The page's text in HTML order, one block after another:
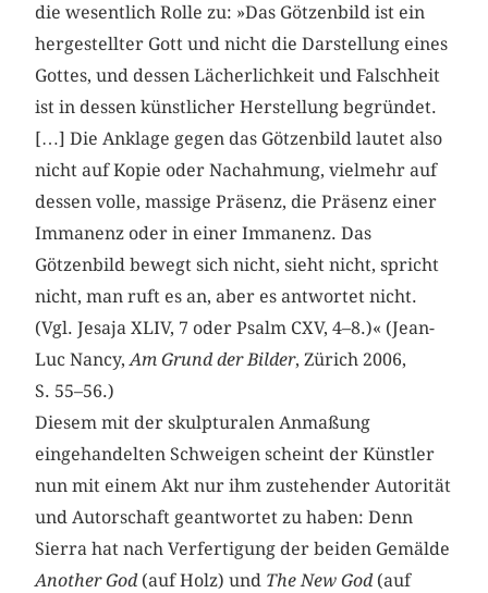
die wesentlich Rolle zu: »Das Götzenbild ist ein
hergestellter Gott und nicht die Darstellung eines
Gottes, und dessen Lächerlichkeit und Falschheit
ist in dessen künstlicher Herstellung begründet.
[…] Die Anklage gegen das Götzenbild lautet also
nicht auf Kopie oder Nachahmung, vielmehr auf
dessen volle, massige Präsenz, die Präsenz einer
Immanenz oder in einer Immanenz. Das
Götzenbild bewegt sich nicht, sieht nicht, spricht
nicht, man ruft es an, aber es antwortet nicht.
(Vgl. Jesaja XLIV, 7 oder Psalm CXV, 4–8.)« (Jean-
Luc Nancy,Am Grund der Bilder, Zürich 2006,
S. 55–56.)
Diesem mit der skulpturalen Anmaßung
eingehandelten Schweigen scheint der Künstler
nun mit einem Akt nur ihm zustehender Autorität
und Autorschaft geantwortet zu haben: Denn
Sierra hat nach Verfertigung der beiden Gemälde
Another God(auf Holz) und The New God(auf